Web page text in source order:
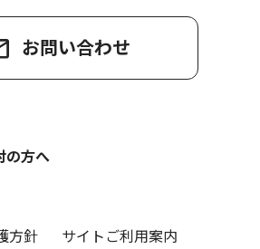
お問い合わせ
の方へ
方針
サイトご利用案内